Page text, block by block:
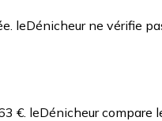
leDénicheur ne vérifie
€. leDénicheur compare